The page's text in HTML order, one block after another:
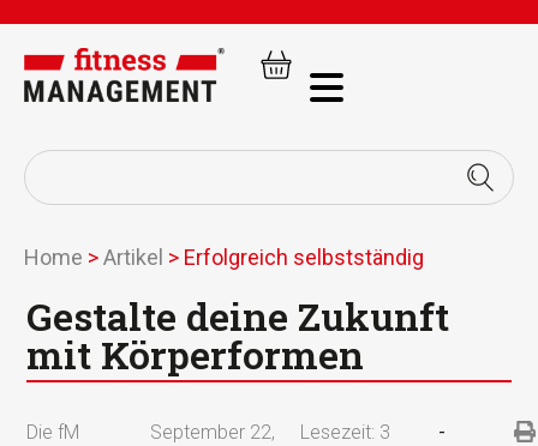
Home >Artikel > Erfolgreich selbstständig
Gestalte deine Zukunft
mit Körperformen
Die fM
September 22,
Lesezeit: 3
-